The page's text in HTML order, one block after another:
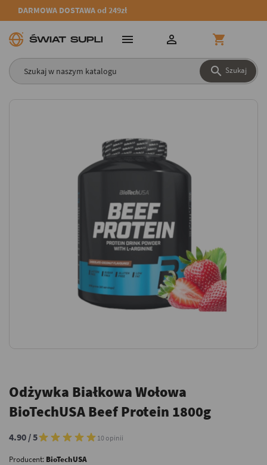
DARMOWA DOSTAWA od 249zł
 Szukaj
  
Odżywka Białkowa Wołowa
BioTechUSA Beef Protein 1800g
4.90 / 5 10 opinii
Producent: BioTechUSA